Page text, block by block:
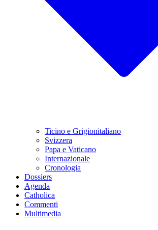
Ticino e Grigionitaliano
Svizzera
Papa e Vaticano
Internazionale
Cronologia
Dossiers
Agenda
Catholica
Commenti
Multimedia